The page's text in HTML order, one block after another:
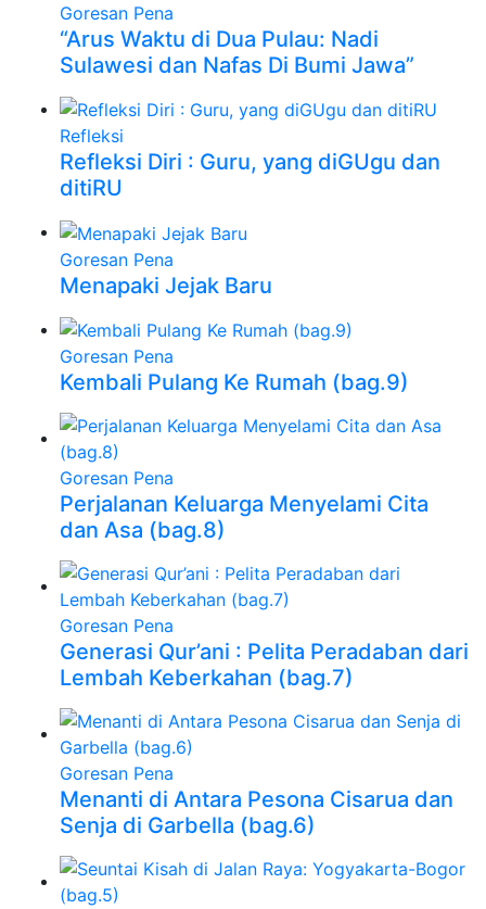
Goresan Pena
“Arus Waktu di Dua Pulau: Nadi
Sulawesi dan Nafas Di Bumi Jawa”
Refleksi
Refleksi Diri : Guru, yang diGUgu dan
ditiRU
Goresan Pena
Menapaki Jejak Baru
Goresan Pena
Kembali Pulang Ke Rumah (bag.9)
Goresan Pena
Perjalanan Keluarga Menyelami Cita
dan Asa (bag.8)
Goresan Pena
Generasi Qur’ani : Pelita Peradaban dari
Lembah Keberkahan (bag.7)
Goresan Pena
Menanti di Antara Pesona Cisarua dan
Senja di Garbella (bag.6)